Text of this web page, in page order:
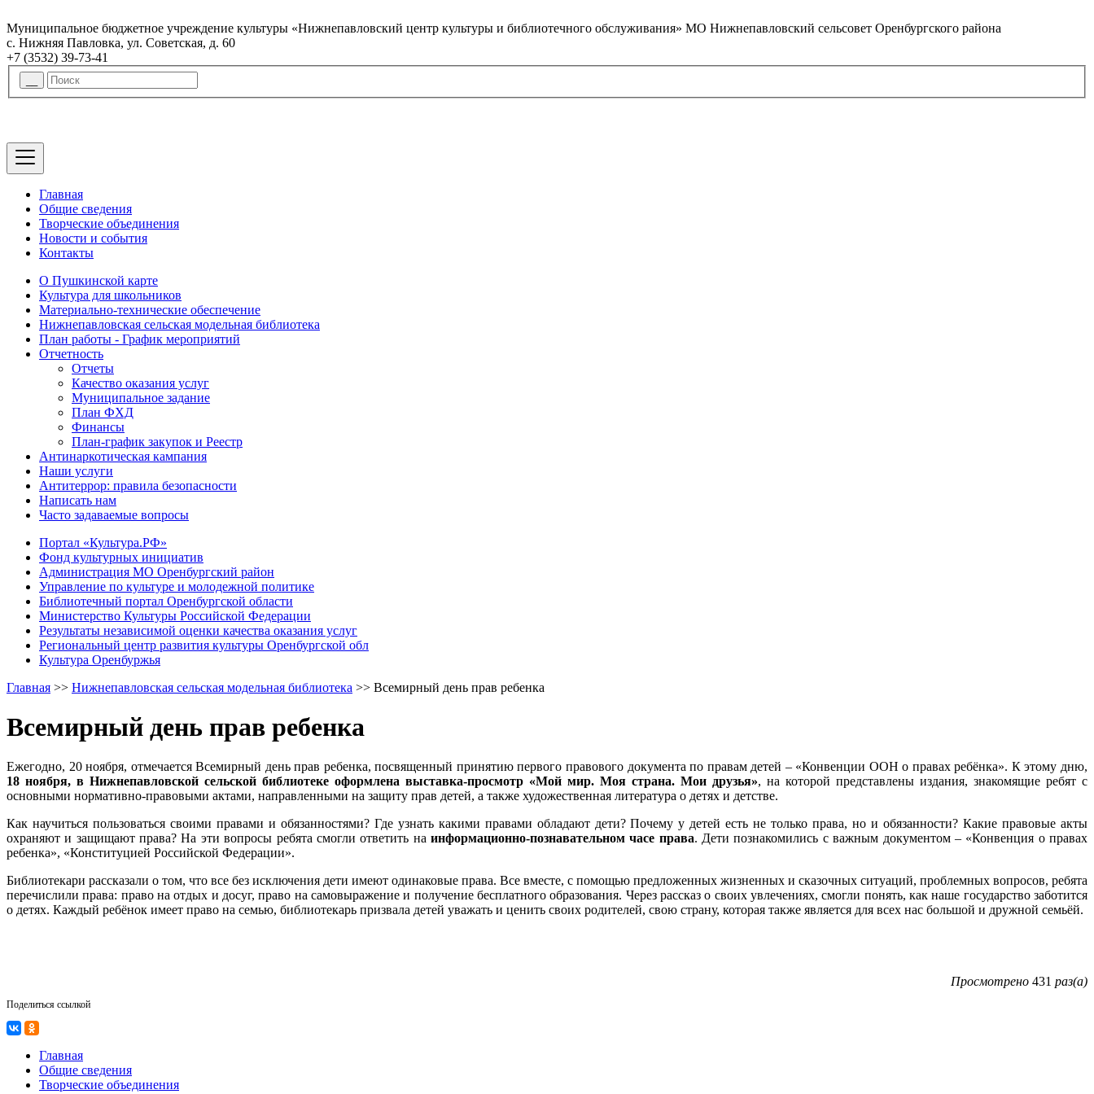
Муниципальное бюджетное учреждение культуры «Нижнепавловский центр культуры и библиотечного обслуживания» МО Нижнепавловский сельсовет Оренбургского района
с. Нижняя Павловка, ул. Советская, д. 60
+7 (3532) 39-73-41
Главная
Общие сведения
Творческие объединения
Новости и события
Контакты
О Пушкинской карте
Культура для школьников
Материально-технические обеспечение
Нижнепавловская сельская модельная библиотека
План работы - График мероприятий
Отчетность
Отчеты
Качество оказания услуг
Муниципальное задание
План ФХД
Финансы
План-график закупок и Реестр
Антинаркотическая кампания
Наши услуги
Антитеррор: правила безопасности
Написать нам
Часто задаваемые вопросы
Портал «Культура.РФ»
Фонд культурных инициатив
Администрация МО Оренбургский район
Управление по культуре и молодежной политике
Библиотечный портал Оренбургской области
Министерство Культуры Российской Федерации
Результаты независимой оценки качества оказания услуг
Региональный центр развития культуры Оренбургской обл
Культура Оренбуржья
Главная >> Нижнепавловская сельская модельная библиотека >> Всемирный день прав ребенка
Всемирный день прав ребенка
Ежегодно, 20 ноября, отмечается Всемирный день прав ребенка, посвященный принятию первого правового документа по правам детей – «Конвенции ООН о правах ребёнка». К этому дню,
18 ноября, в Нижнепавловской сельской библиотеке оформлена выставка-просмотр «Мой мир. Моя страна. Мои друзья», на которой представлены издания, знакомящие ребят с
основными нормативно-правовыми актами, направленными на защиту прав детей, а также художественная литература о детях и детстве.
Как научиться пользоваться своими правами и обязанностями? Где узнать какими правами обладают дети? Почему у детей есть не только права, но и обязанности? Какие правовые акты
охраняют и защищают права? На эти вопросы ребята смогли ответить на информационно-познавательном часе права. Дети познакомились с важным документом – «Конвенция о правах
ребенка», «Конституцией Российской Федерации».
Библиотекари рассказали о том, что все без исключения дети имеют одинаковые права. Все вместе, с помощью предложенных жизненных и сказочных ситуаций, проблемных вопросов, ребята
перечислили права: право на отдых и досуг, право на самовыражение и получение бесплатного образования. Через рассказ о своих увлечениях, смогли понять, как наше государство заботится
о детях. Каждый ребёнок имеет право на семью, библиотекарь призвала детей уважать и ценить своих родителей, свою страну, которая также является для всех нас большой и дружной семьёй.
Просмотрено 431 раз(а)
Поделиться ссылкой
Главная
Общие сведения
Творческие объединения